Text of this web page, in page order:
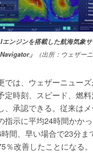
ンジンを搭載した航海気象
」
（出所：ウェザー
では、ウェザーニュー
定時刻、スピード、燃
、承認できる。従来はメ
指示に平均24時間かか
間、早い場合で23分ま
％改善したことになる。